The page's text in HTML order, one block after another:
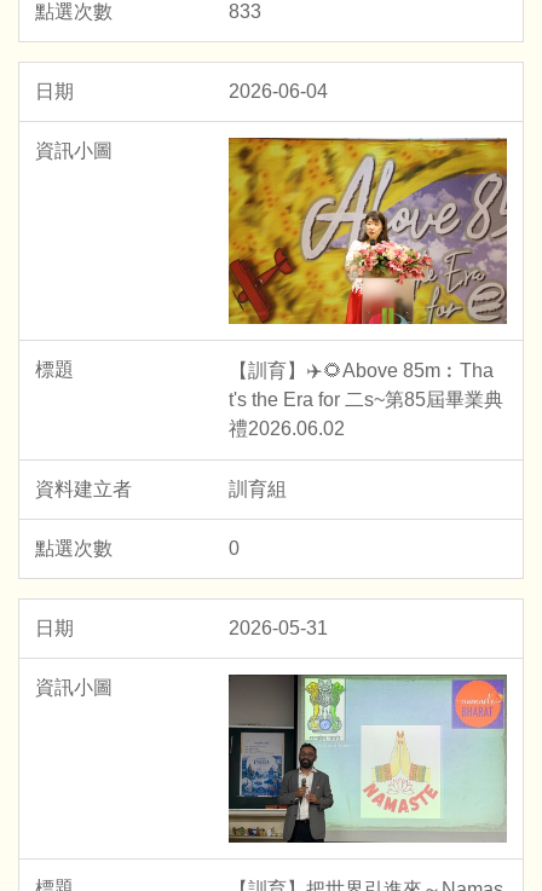
833
2026-06-04
【訓育】✈️🌻Above 85m︰Tha
t's the Era for 二s~第85屆畢業典
禮2026.06.02
訓育組
0
2026-05-31